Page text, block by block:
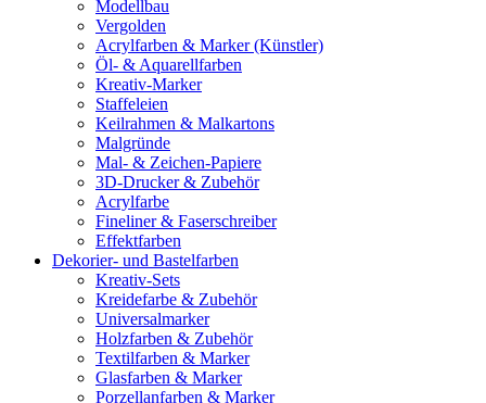
Modellbau
Vergolden
Acrylfarben & Marker (Künstler)
Öl- & Aquarellfarben
Kreativ-Marker
Staffeleien
Keilrahmen & Malkartons
Malgründe
Mal- & Zeichen-Papiere
3D-Drucker & Zubehör
Acrylfarbe
Fineliner & Faserschreiber
Effektfarben
Dekorier- und Bastelfarben
Kreativ-Sets
Kreidefarbe & Zubehör
Universalmarker
Holzfarben & Zubehör
Textilfarben & Marker
Glasfarben & Marker
Porzellanfarben & Marker